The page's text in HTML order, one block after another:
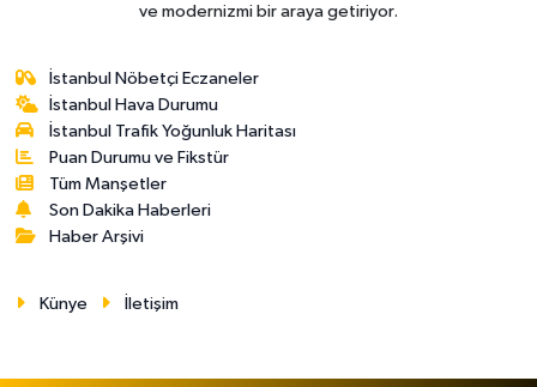
ve modernizmi bir araya getiriyor.
İstanbul Nöbetçi Eczaneler
İstanbul Hava Durumu
İstanbul Trafik Yoğunluk Haritası
Puan Durumu ve Fikstür
Tüm Manşetler
Son Dakika Haberleri
Haber Arşivi
Künye İletişim